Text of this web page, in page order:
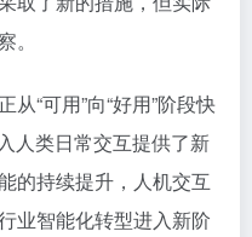
“可用”向“好用”阶段快
人类日常交互提供了新
的持续提升，人机交互
业智能化转型进入新阶